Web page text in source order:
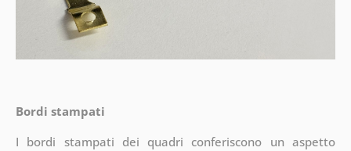
Bordi stampati
I bordi stampati dei quadri conferiscono un aspetto